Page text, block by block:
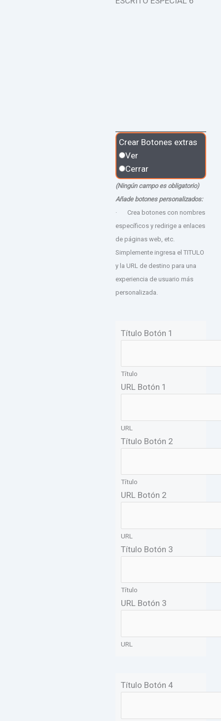
Crear Botones extras
Ver
Cerrar
(Ningún campo es obligatorio)
Añade botones personalizados:
· Crea botones con nombres
específicos y redirige a enlaces
de páginas web, etc.
Simplemente ingresa el TITULO
y la URL de destino para una
experiencia de usuario más
personalizada.
Título Botón 1
Título
URL Botón 1
URL
Título Botón 2
Título
URL Botón 2
URL
Título Botón 3
Título
URL Botón 3
URL
Título Botón 4